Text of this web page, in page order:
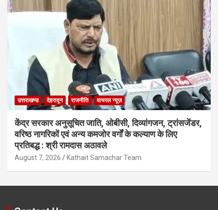
उत्तराखण्ड देहरादून राजनीति वायरल न्यूज़
केंद्र सरकार अनुसूचित जाति, ओबीसी, दिव्यांगजन, ट्रांसजेंडर,
वरिष्ठ नागरिकों एवं अन्य कमजोर वर्गों के कल्याण के लिए
प्रतिबद्ध : श्री रामदास अठावले
August 7, 2026 Kathait Samachar Team